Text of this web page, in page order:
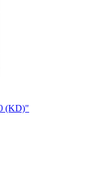
(KD)"